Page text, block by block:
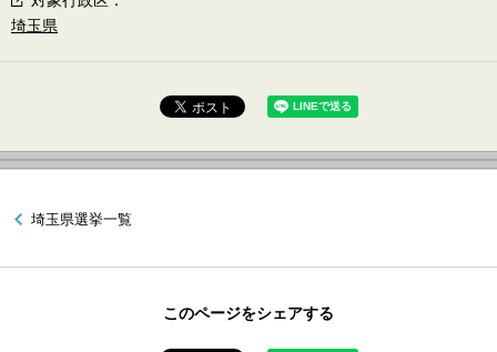
埼玉県
埼玉県選挙一覧
このページをシェアする